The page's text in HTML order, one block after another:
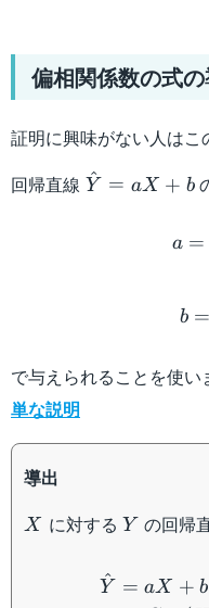
偏相関係数の式
証明に興味がない人はこ
回帰直線 Y
^ = aX + b
a =
b =
で与えられることを使い
単な説明
導出
X
X に対するY
Y の回帰
Y
^ = aX + b